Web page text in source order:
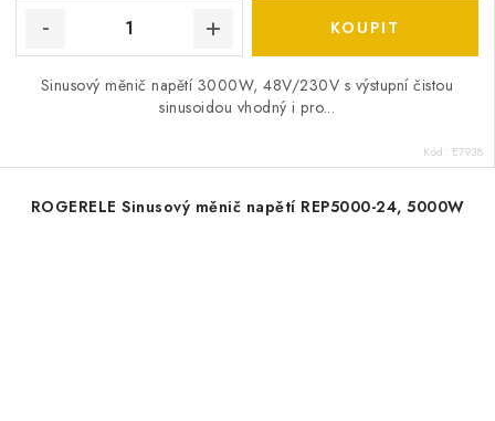
Sinusový měnič napětí 3000W, 48V/230V s výstupní čistou
sinusoidou vhodný i pro...
Kód: E7938
ROGERELE Sinusový měnič napětí REP5000-24, 5000W